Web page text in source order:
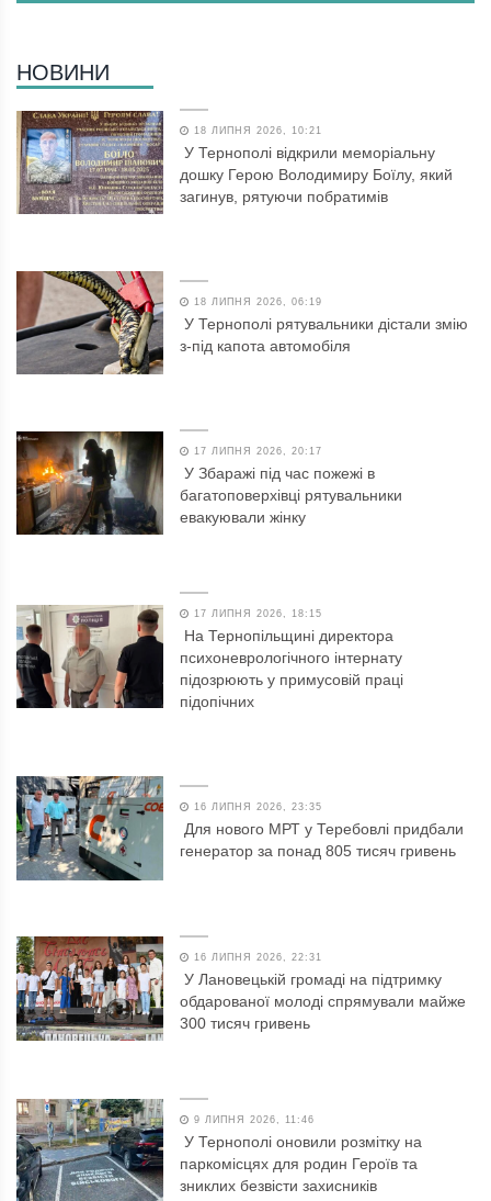
НОВИНИ
18 ЛИПНЯ 2026, 10:21
У Тернополі відкрили меморіальну
дошку Герою Володимиру Боїлу, який
загинув, рятуючи побратимів
18 ЛИПНЯ 2026, 06:19
У Тернополі рятувальники дістали змію
з-під капота автомобіля
17 ЛИПНЯ 2026, 20:17
У Збаражі під час пожежі в
багатоповерхівці рятувальники
евакуювали жінку
17 ЛИПНЯ 2026, 18:15
На Тернопільщині директора
психоневрологічного інтернату
підозрюють у примусовій праці
підопічних
16 ЛИПНЯ 2026, 23:35
Для нового МРТ у Теребовлі придбали
генератор за понад 805 тисяч гривень
16 ЛИПНЯ 2026, 22:31
У Лановецькій громаді на підтримку
обдарованої молоді спрямували майже
300 тисяч гривень
9 ЛИПНЯ 2026, 11:46
У Тернополі оновили розмітку на
паркомісцях для родин Героїв та
зниклих безвісти захисників